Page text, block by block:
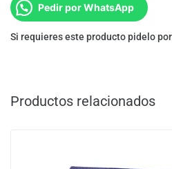
Pedir por WhatsApp
Si requieres este producto pidelo
Productos relacionados